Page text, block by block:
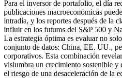
Para el inversor de portafolio, el día
publicaciones macroeconómicas
intradía, y los reportes después de la
influir en los futuros del S&P 500 y
La estrategia óptima es evaluar no
conjunto de datos: China, EE. UU.,
corporativos. Esta combinación
vislumbra un crecimiento sostenible y
el riesgo de una desaceleración de la